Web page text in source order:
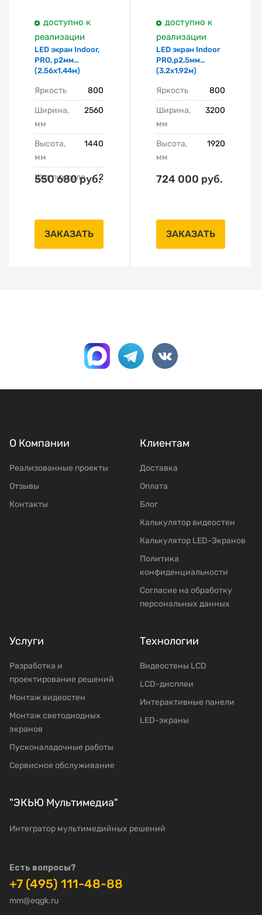
доступно к
реализации
LED экран Indoor,
PRO, p2мм
(2,56х1,44м)
Яркость
800
Ширина,
мм
2560
Высота,
мм
1440
Шаг пикселя 2
550 680 руб.
ЗАКАЗАТЬ
доступно к
реализации
LED экран Indoor
PRO,p2,5мм
(3,2х1,92м)
Яркость
800
Ширина,
мм
3200
Высота,
мм
1920
724 000 руб.
ЗАКАЗАТЬ
О Компании
Реализованные проекты
Отзывы
Контакты
Клиентам
Доставка
Оплата
Блог
Калькулятор видеостен
Калькулятор LED-Экранов
Политика
конфиденциальности
Согласие на обработку
персональных данных
Услуги
Разработка и
проектирование решений
Mонтаж видеостен
Moнтаж светодиодных
экранов
Пусконаладочные работы
Сервисное обслуживание
Технологии
Видеостены LCD
LCD-дисплеи
Интерактивные панели
LED-экраны
"ЭКЬЮ Мультимедиа"
Интегратор мультимедийных решений
Есть вопросы?
+7 (495) 111-48-88
mm@eqgk.ru